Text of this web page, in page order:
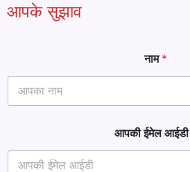
आपके सुझाव
ई
डी
a
g
r
नाम*
आपकी ईमेल आईडी